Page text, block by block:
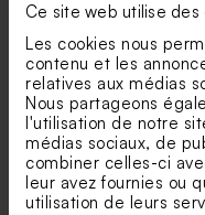
Ce site web utilise des
Les cookies nous
contenu et les
relatives aux médias
Nous partageons
l'utilisation de notre
médias sociaux, de
combiner celles-ci
leur avez fournies ou
utilisation de leurs
Cadeau communion
Trousse personnalisée
Boîte en bois
Valisette personnalisée